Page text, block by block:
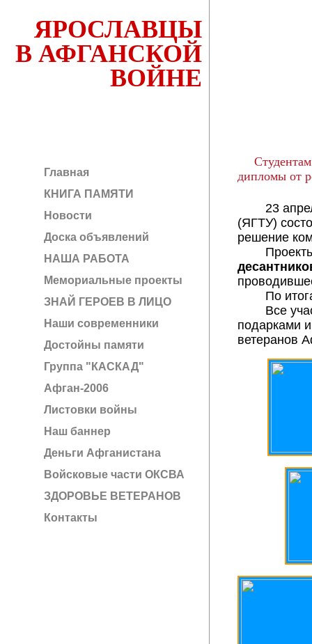
ЯРОСЛАВЦЫ
В АФГАНСКОЙ
ВОЙНЕ
Главная
КНИГА ПАМЯТИ
Новости
Доска объявлений
НАША РАБОТА
Мемориальные проекты
ЗНАЙ ГЕРОЕВ В ЛИЦО
Наши современники
Достойны памяти
Группа "КАСКАД"
Афган-2006
Листовки войны
Наш баннер
Деньги Афганистана
Войсковые части ОКСВА
ЗДОРОВЬЕ ВЕТЕРАНОВ
Контакты
дипломы от
23
(ЯГТУ)
решение
Проекты,
По итогам
Все
подарками
ветеранов